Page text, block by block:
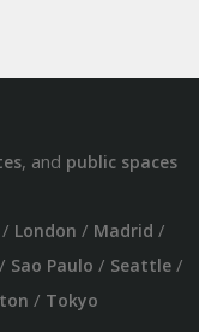
, and public spaces
/ London / Madrid /
/ Sao Paulo / Seattle/
/ Tokyo